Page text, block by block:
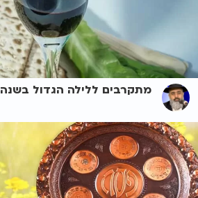
מתקרבים ללילה הגדול בשנה